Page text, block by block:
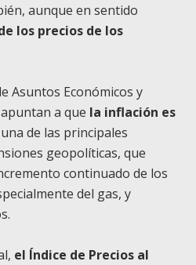
aunque en sentido
los precios de los
Asuntos Económicos y
a que la inflación es
de las principales
geopolíticas, que
continuado de los
del gas, y
el Índice de Precios al